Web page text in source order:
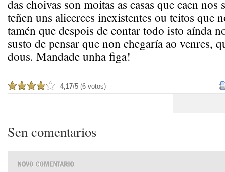
das choivas son moitas as casas que caen
teñen uns alicerces inexistentes ou teitos que
tamén que despois de contar todo isto aínda
susto de pensar que non chegaría ao venres,
dous. Mandade unha figa!
4,17/5 (6 votos)
Sen comentarios